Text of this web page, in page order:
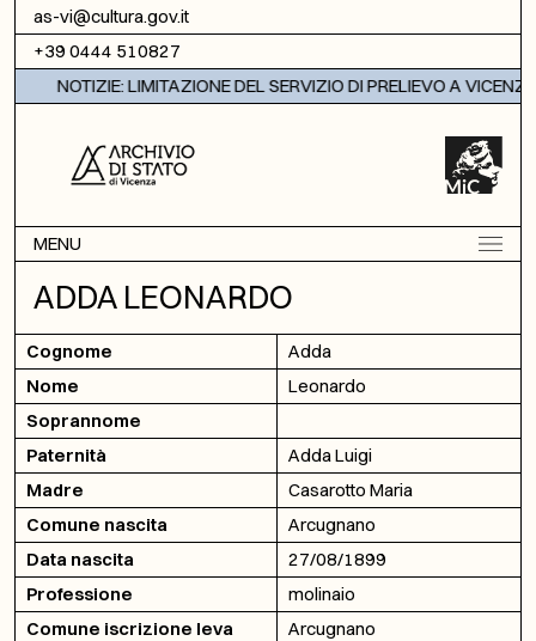
Vai al contenuto
as-vi@cultura.gov.it
+39 0444 510827
NOTIZIE: LIMITAZIONE DEL SERVIZIO DI PRELIEVO A VICENZA
MENU
ADDA LEONARDO
Cognome
Adda
Nome
Leonardo
Soprannome
Paternità
Adda Luigi
Madre
Casarotto Maria
Comune nascita
Arcugnano
Data nascita
27/08/1899
Professione
molinaio
Comune iscrizione leva
Arcugnano